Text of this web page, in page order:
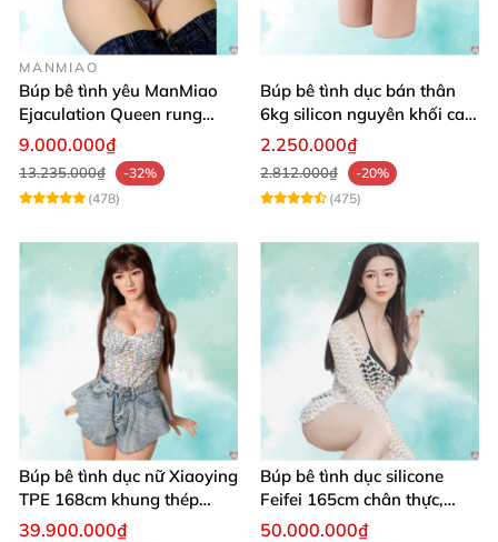
MANMIAO
Búp bê tình yêu ManMiao
Ejaculation Queen rung
cảm biến sưởi ấm phun
9.000.000₫
13.235.000₫
-32%
(478)
Búp bê tình dục bán thân
6kg silicon nguyên khối cao
cấp giá rẻ
2.250.000₫
2.812.000₫
-20%
(475)
Búp bê tình dục nữ Xiaoying
TPE 168cm khung thép
không gỉ 1:1
39.900.000₫
Búp bê tình dục silicone
Feifei 165cm chân thực,
sang trọng, âm thanh sống
50.000.000₫